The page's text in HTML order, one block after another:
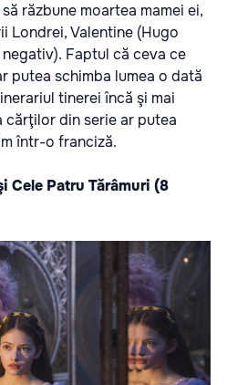
răzbune moartea mamei ei,
Londrei, Valentine (Hugo
Faptul că ceva ce
putea schimba lumea o dată
tinerei încă şi mai
din serie ar putea
într-o franciză.
Cele Patru Tărâmuri (8